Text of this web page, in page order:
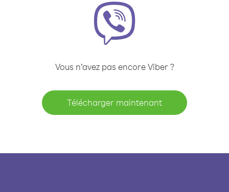
Vous n’avez pas encore Viber ?
Télécharger maintenant